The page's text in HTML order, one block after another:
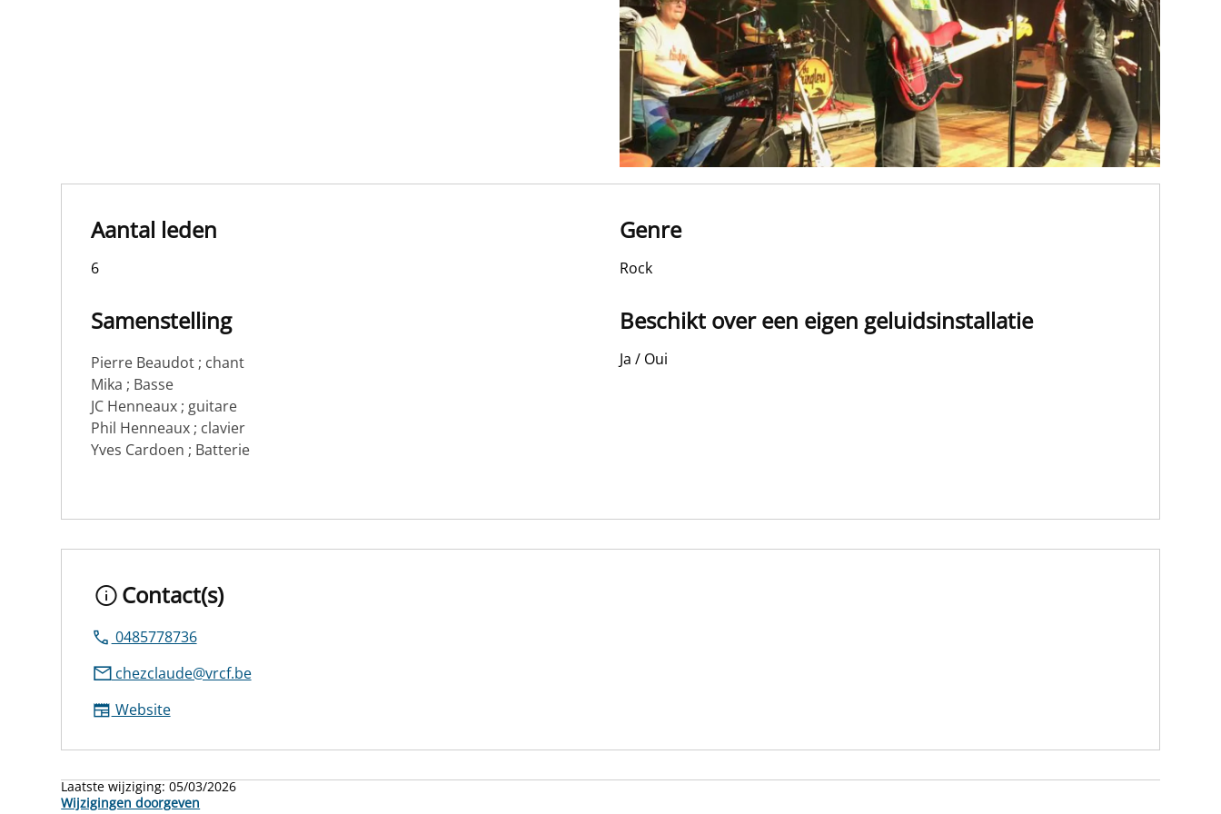
Aantal leden
6
Samenstelling
Pierre Beaudot ; chant
Mika ; Basse
JC Henneaux ; guitare
Phil Henneaux ; clavier
Yves Cardoen ; Batterie
Genre
Rock
Beschikt over een eigen geluidsinstallatie
Ja / Oui
Contact(s)
0485778736
chezclaude@vrcf.be
Website
Laatste wijziging:05/03/2026
Wijzigingen doorgeven